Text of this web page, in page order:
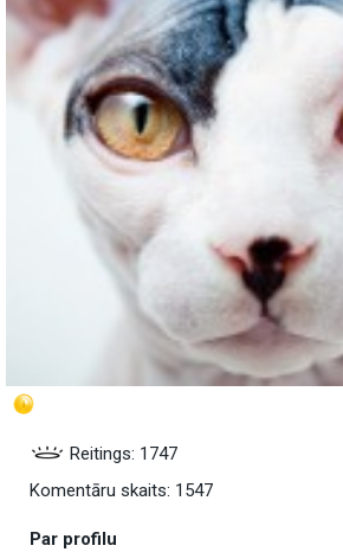
Reitings: 1747
Komentāru skaits: 1547
Par profilu